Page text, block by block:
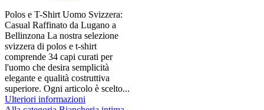
Polos e T-Shirt Uomo Svizzera:
Casual Raffinato da Lugano a
Bellinzona La nostra selezione
svizzera di polos e t-shirt
comprende 34 capi curati per
l'uomo che desira semplicità
elegante e qualità costruttiva
superiore. Ogni articolo è scelto...
Ulteriori informazioni